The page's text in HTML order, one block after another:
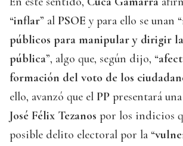
“inflar” al PSOE y para ello se unan “
públicos para manipular y dirigir
pública”, algo que, según dijo, “
formación del voto de los
ello, avanzó que el PP presentará
José Félix Tezanos por los indicios
posible delito electoral por la “